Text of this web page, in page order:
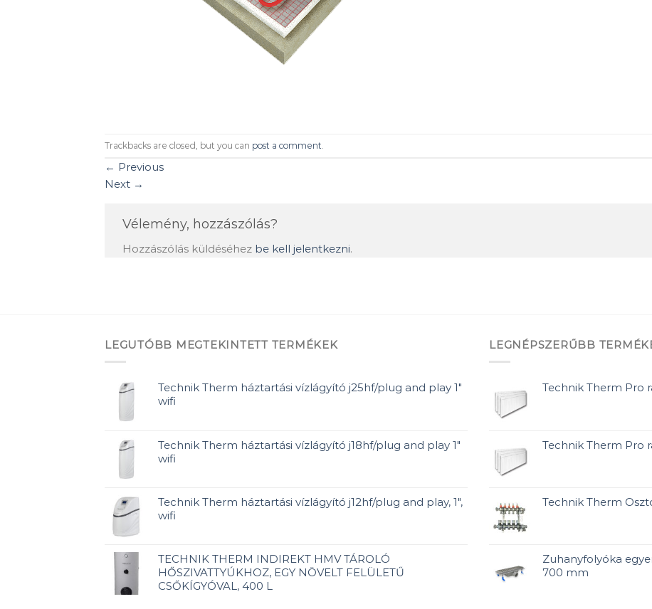
Trackbacks are closed, but you can post a comment
← Previous
Next →
Vélemény, hozzászólás?
Hozzászólás küldéséhez be kell jelentkezni.
LEGUTÓBB MEGTEKINTETT TERMÉKEK
Technik Therm háztartási vízlágyító j25hf/plug and play 1"
wifi
Technik Therm háztartási vízlágyító j18hf/plug and play 1"
wifi
Technik Therm háztartási vízlágyító j12hf/plug and play, 1",
wifi
TECHNIK THERM INDIREKT HMV TÁROLÓ
HŐSZIVATTYÚKHOZ, EGY NÖVELT FELÜLETŰ
CSŐKÍGYÓVAL, 400 L
LEGNÉPSZERŰBB
Technik Therm Pro
Technik Therm Pro
Technik Therm
Zuhanyfolyóka
700 mm